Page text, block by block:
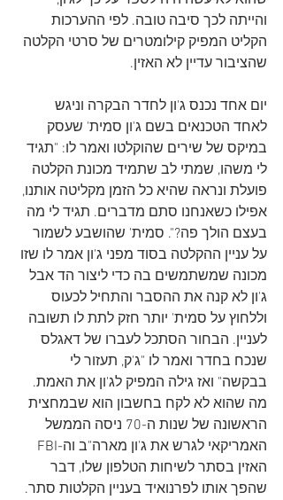
והייתה לכך סיבה טובה. לפי ההערכות
הקליט המפיק קילומטרים של סרטי הקלטה
שהציבור עדיין לא האזין.
יום אחד נכנס ג'ון לחדר הבקרה וניגש
לאחד הטכנאים בשם ג'ון סמית' שעסק
במיקס של שירים שהוקלטו ואמר לו: "תגיד
לי משהו, שמתי לב שתמיד מכונת הקלטה
פועלת ונראה שהיא כל הזמן מקליטה אותנו,
אפילו כשאנחנו סתם מדברים. תגיד לי מה
בעצם הולך פה?". סמית' שהושבע לשמור
על עניין ההקלטה בסוד מפני ג'ון אמר לו שזו
מכונה שמשתמשים בה כדי ליצור הד אבל
ג'ון לא קנה את ההסבר והתחיל לכעוס
וללחוץ על סמית' יותר חזק לתת לו תשובה
לעניין. הבחור הסתכל לעברו של דאגלס
שנכח בחדר ואמר לו "ג'ק, תעזור לי
בבקשה" ואז גילה המפיק לג'ון את האמת.
מה שהוא לא לקח בחשבון הוא שבמחצית
הראשונה של שנות ה-70 ניסה הממשל
האזין בסתר לשיחות הטלפון שלו, דבר
שהפך אותו לפרנואיד בעניין הקלטות סתר.